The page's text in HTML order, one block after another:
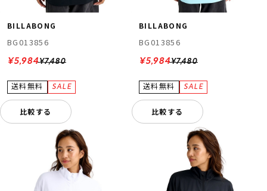
BILLABONG
BG013856
¥7,480
¥5,984
比較する
BILLABONG
BG013856
¥7,480
¥5,984
比較する